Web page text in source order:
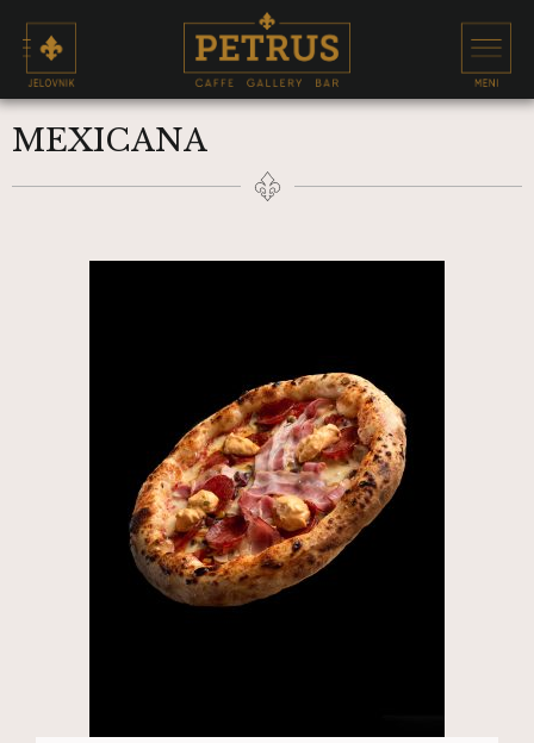
MEXICANA